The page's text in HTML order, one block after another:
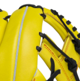
运动 棒球
2020新科技